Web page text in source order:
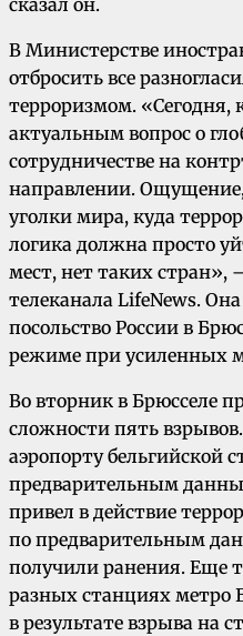
сказал он.
В Министерстве
отбросить все
терроризмом. «Сегодня,
актуальным вопрос о
сотрудничестве на
направлении. Ощущение,
уголки мира, куда
логика должна просто
мест, нет таких стран»,
телеканала LifeNews.
посольство России в
режиме при усиленных
Во вторник в Брюсселе
сложности пять
аэропорту бельгийской
предварительным
привел в действие
по предварительным
получили ранения. Еще
разных станциях метро
в результате взрыва на